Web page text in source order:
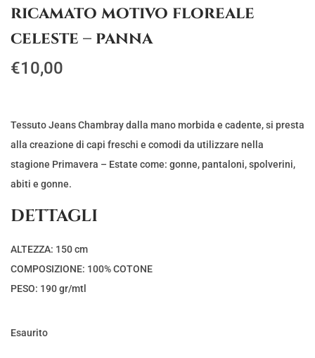
ricamato motivo floreale
celeste – panna
€10,00
Tessuto Jeans Chambray dalla mano morbida e cadente, si presta
alla creazione di capi freschi e comodi da utilizzare nella
stagione Primavera – Estate come: gonne, pantaloni, spolverini,
abiti e gonne.
DETTAGLI
ALTEZZA: 150 cm
COMPOSIZIONE: 100% COTONE
PESO: 190 gr/mtl
Esaurito